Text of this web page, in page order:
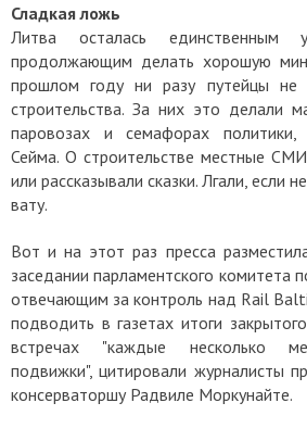
Сладкая ложь
Литва осталась единственным
продолжающим делать хорошую
прошлом году ни разу путейцы не
строительства. За них это делали
паровозах и семафорах политики,
Сейма. О строительстве местные
или рассказывали сказки. Лгали, если
вату.
Вот и на этот раз пресса
заседании парламентского комитета
отвечающим за контроль над Rail
подводить в газетах итоги
встречах "каждые несколько
подвижки", цитировали журналисты
консерваторшу Радвиле Моркунайте.